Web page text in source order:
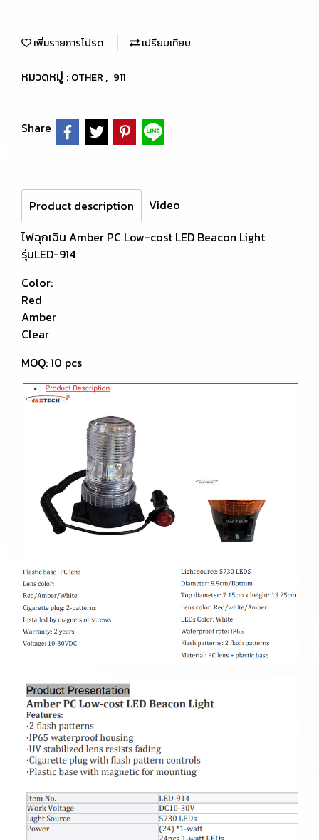
เพิ่มรายการโปรด เปรียบเทียบ
หมวดหมู่ : OTHER , 911
Share
Product description
Video
ไฟฉุกเฉิน Amber PC Low-cost LED Beacon Light
รุ่นLED-914
Color:
Red
Amber
Clear
MOQ: 10 pcs